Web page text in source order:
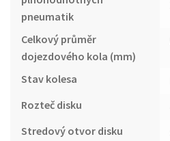
pneumatik
Celkový průměr
dojezdového kola (mm)
Stav kolesa
Rozteč disku
Stredový otvor disku